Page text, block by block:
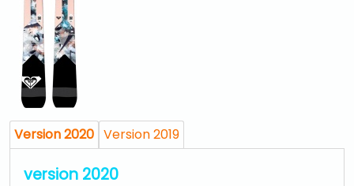
Version 2020 Version 2019
version 2020